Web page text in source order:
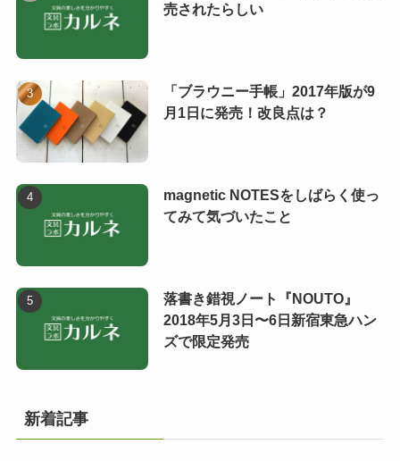
売されたらしい
「ブラウニー手帳」2017年版が9
月1日に発売！改良点は？
magnetic NOTESをしばらく使っ
てみて気づいたこと
落書き錯視ノート『NOUTO』
2018年5月3日〜6日新宿東急ハン
ズで限定発売
新着記事